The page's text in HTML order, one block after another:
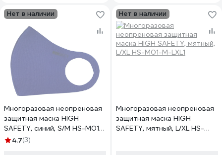
Нет в наличии
Многоразовая неопреновая
защитная маска HIGH
SAFETY, синий, S/M HS-M01-
BL-SM1
4.7(3)
Нет в наличии
Многоразовая неопреновая
защитная маска HIGH
SAFETY, мятный, L/XL HS-